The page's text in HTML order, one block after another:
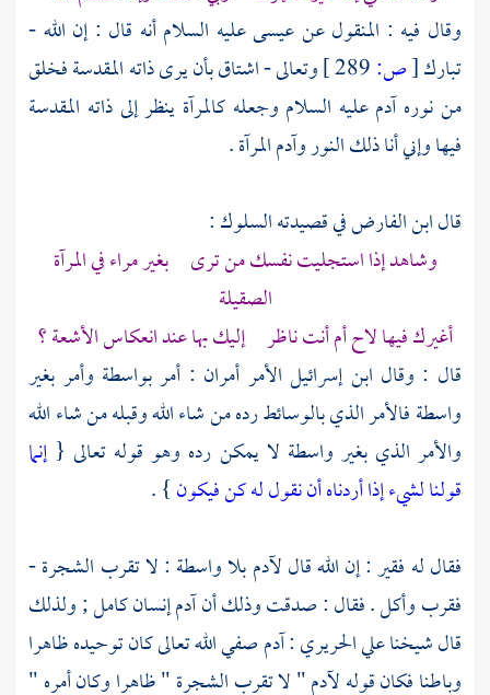
وقال فيه : المنقول عنعيسىعليه السلام أنه قال : إن الله -
تبارك[ص:
وتعالى - اشتاق بأن يرى ذاته المقدسة فخلق
من نورهآدمعليه السلام وجعله كالمرآة ينظر إلى ذاته المقدسة
فيها وإني أنا ذلك النوروآدمالمرآة .
قال ابن الفارض في قصيدته السلوك :
وشاهد إذا استجليت نفسك من ترى بغير مراء في المرآة
الصقيلة
أغيرك فيها لاح أم أنت ناظر إليك بها عند انعكاس الأشعة ؟
قال : وقال ابن إسرائيل الأمر أمران : أمر بواسطة وأمر بغير
واسطة فالأمر الذي بالوسائط رده من شاء الله وقبله من شاء الله
والأمر الذي بغير واسطة لا يمكن رده وهو قوله تعالى {إنما
قولنا لشيء إذا أردناه أن نقول له كن فيكون} .
فقال له فقير : إن الله قاللآدمبلا واسطة : لا تقرب الشجرة -
فقرب وأكل . فقال : صدقت وذلك أنآدمإنسان كامل ; ولذلك
قال شيخناعلي الحريري:آدمصفي الله تعالى كان توحيده ظاهرا
وباطنا فكان قولهلآدم" لا تقرب الشجرة " ظاهرا وكان أمره "